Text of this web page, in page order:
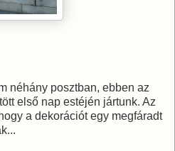
néhány posztban, ebben az
első nap estéjén jártunk. Az
a dekorációt egy megfáradt